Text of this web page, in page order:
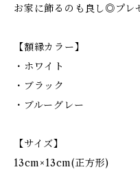
お家に飾るのも良し◎プ
【額縁カラー】
・ホワイト
・ブラック
・ブルーグレー
【サイズ】
13cm×13cm(正方形)